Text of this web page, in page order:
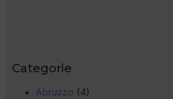
Categorie
Abruzzo (4)